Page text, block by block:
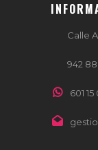
Calle
942 88
601